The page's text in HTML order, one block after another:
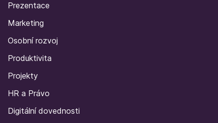
Prezentace
Marketing
Osobní rozvoj
Produktivita
Projekty
HR a Právo
Digitální dovednosti